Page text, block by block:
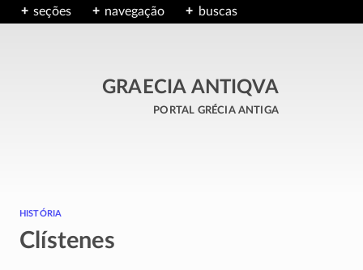
seções navegação buscas
GRAECIA ANTIQVA
portal grécia antiga
história
Clístenes